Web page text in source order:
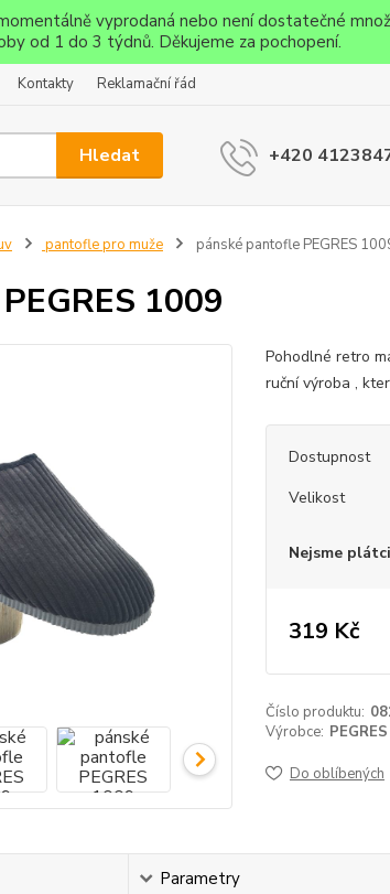
vyprodaná nebo není dostatečné
od 1 do 3 týdnů. Děkujeme za pochopení.
Kontakty Reklamační řád
Hledat +420
pantofle pro muže pánské pantofle PEGRES
1009
Pohodlné retro
ruční výroba ,
Dostupnost
Velikost
Nejsme
319 Kč
Číslo produktu:
Výrobce:
Do oblíbených
Parametry